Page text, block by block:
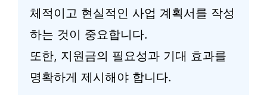
체적이고 현실적인 사업 계획서를 작성
하는 것이 중요합니다.
또한, 지원금의 필요성과 기대 효과를
명확하게 제시해야 합니다.